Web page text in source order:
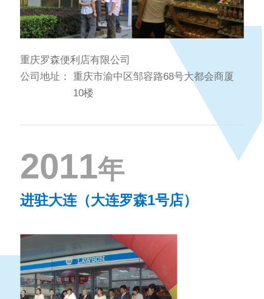
重庆罗森便利店有限公司
公司地址：
重庆市渝中区邹容路68号大都会商厦
10楼
2011年
进驻大连（大连罗森1号店）